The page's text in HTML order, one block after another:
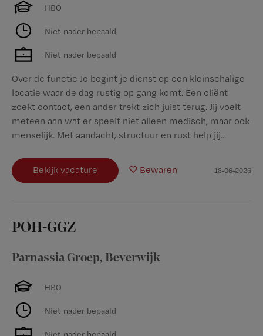
HBO
Niet nader bepaald
Niet nader bepaald
Over de functie Je begint je dienst op een kleinschalige
locatie waar de dag rustig op gang komt. Een cliënt
zoekt contact, een ander trekt zich juist terug. Jij voelt
meteen aan wat er speelt niet alleen medisch, maar ook
menselijk. Met aandacht, structuur en rust help jij...
Bekijk vacature Bewaren 18-06-2026
POH-GGZ
Parnassia Groep, Beverwijk
HBO
Niet nader bepaald
Niet nader bepaald